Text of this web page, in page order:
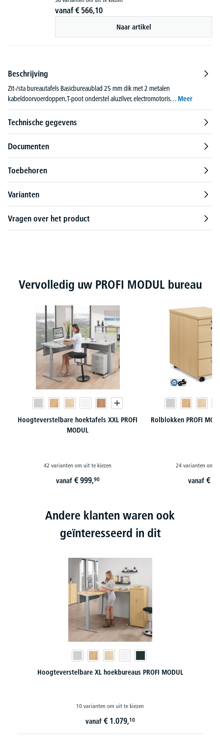
vanaf€ 566,10
Naar artikel
Beschrijving
Zit-/sta bureautafels Basicbureaublad 25 mm dik met 2 metalen
kabeldoorvoerdoppen,T-poot onderstel aluzilver, electromotoris… Meer
Technische gegevens
Documenten
Toebehoren
Varianten
Vragen over het product
Productgalerij overslaan
Vervolledig uw PROFI MODUL bureau
Hoogteverstelbare hoektafels XXL PROFI
MODUL
42 varianten om uit te kiezen
vanaf € 999,90
Rolblokken PROFI
24 varianten om
vanaf €
Andere klanten waren ook
geïnteresseerd in dit
Hoogteverstelbare XL hoekbureaus PROFI MODUL
10 varianten om uit te kiezen
vanaf € 1.079,10